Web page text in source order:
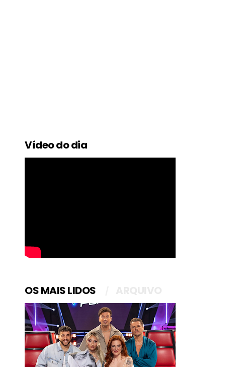
Vídeo do dia
OS MAIS LIDOS